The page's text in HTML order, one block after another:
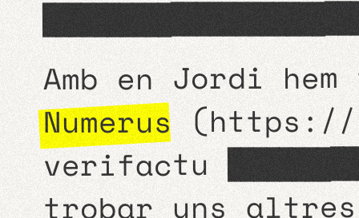
Amb en Jordi
Numerus (https://
verifactu
trobar uns altres